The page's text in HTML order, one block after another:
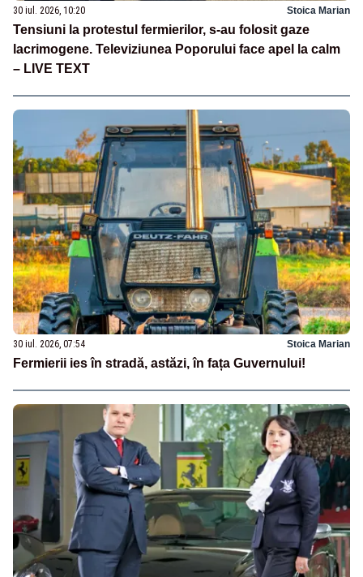
30 iul. 2026, 10:20 Stoica Marian
Tensiuni la protestul fermierilor, s-au folosit gaze
lacrimogene. Televiziunea Poporului face apel la calm
– LIVE TEXT
30 iul. 2026, 07:54 Stoica Marian
Fermierii ies în stradă, astăzi, în fața Guvernului!